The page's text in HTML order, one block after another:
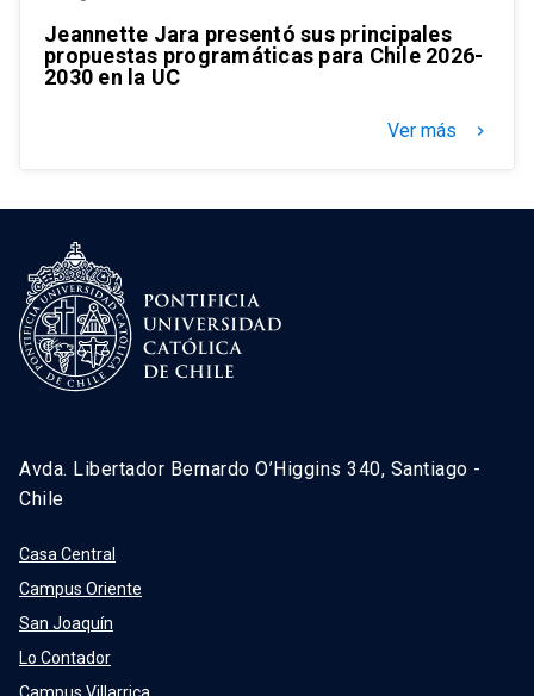
Jeannette Jara presentó sus principales
propuestas programáticas para Chile 2026-
2030 en la UC
Ver más keyboard_arrow_right
Avda. Libertador Bernardo O’Higgins 340, Santiago -
Chile
Casa Central
Campus Oriente
San Joaquín
Lo Contador